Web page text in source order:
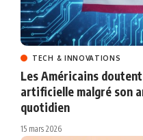
TECH & INNOVATIONS
Les Américains
artificielle malgré son
quotidien
15 mars 2026